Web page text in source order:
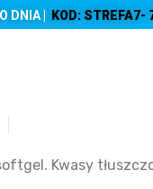
DNIA | KOD: STREFA7-
Kwasy